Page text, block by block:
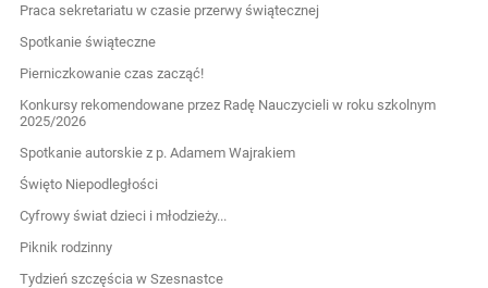
Praca sekretariatu w czasie przerwy świątecznej
Spotkanie świąteczne
Pierniczkowanie czas zacząć!
Konkursy rekomendowane przez Radę Nauczycieli w roku szkolnym
2025/2026
Spotkanie autorskie z p. Adamem Wajrakiem
Święto Niepodległości
Cyfrowy świat dzieci i młodzieży...
Piknik rodzinny
Tydzień szczęścia w Szesnastce